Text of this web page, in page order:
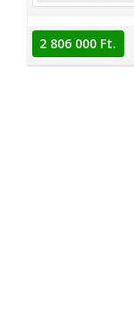
2 806 000 Ft.